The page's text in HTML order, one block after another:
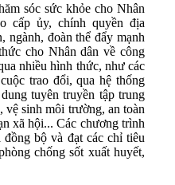
sóc sức khỏe cho Nhân
cấp ủy, chính quyền địa
ngành, đoàn thể đẩy mạnh
cho Nhân dân về công
nhiều hình thức, như các
trao đổi, qua hệ thống
tuyên truyền tập trung
vệ sinh môi trường, an toàn
xã hội... Các chương trình
bộ và đạt các chỉ tiêu
chống sốt xuất huyết,